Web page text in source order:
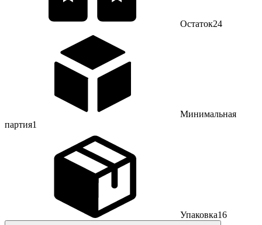
Остаток24
Минимальная
партия1
Упаковка16